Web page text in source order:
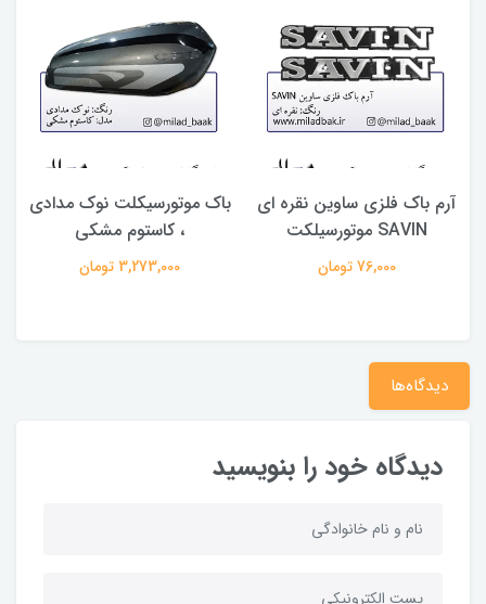
آرم باک فلزی ساوین نقره ای
SAVIN موتورسیلکت
76,000 تومان
باک موتورسیکلت نوک مدادی
، کاستوم مشکی
3,273,000 تومان
دیدگاه‌ها
دیدگاه خود را بنویسید